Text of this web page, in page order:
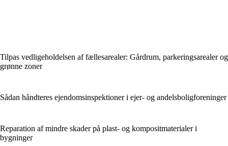
Tilpas vedligeholdelsen af fællesarealer: Gårdrum, parkeringsarealer og
grønne zoner
Sådan håndteres ejendomsinspektioner i ejer- og andelsboligforeninger
Reparation af mindre skader på plast- og kompositmaterialer i
bygninger